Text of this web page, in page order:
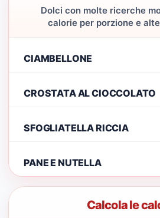
Dolci con molte ricerche
calorie per porzione e
CIAMBELLONE
CROSTATA AL CIOCCOLATO
SFOGLIATELLA RICCIA
PANE E NUTELLA
Calcola le